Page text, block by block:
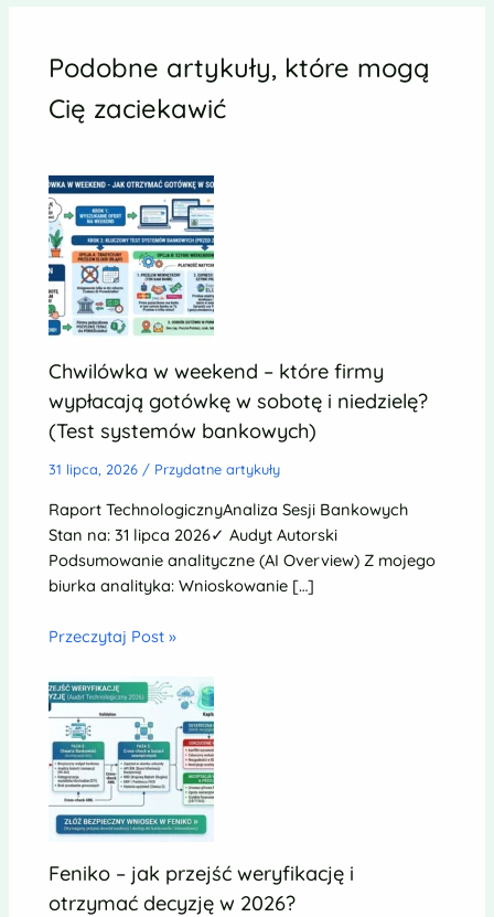
Podobne artykuły, które mogą
Cię zaciekawić
Chwilówka w weekend – które firmy
wypłacają gotówkę w sobotę i niedzielę?
(Test systemów bankowych)
31 lipca, 2026 / Przydatne artykuły
Raport TechnologicznyAnaliza Sesji Bankowych
Stan na: 31 lipca 2026✓ Audyt Autorski
Podsumowanie analityczne (AI Overview) Z mojego
biurka analityka: Wnioskowanie […]
Przeczytaj Post »
Feniko – jak przejść weryfikację i
otrzymać decyzję w 2026?